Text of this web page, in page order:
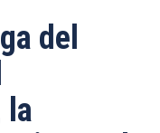
del
la